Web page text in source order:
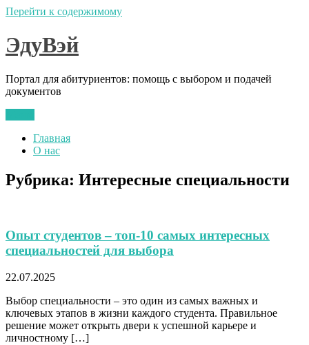
Перейти к содержимому
ЭдуВэй
Портал для абитуриентов: помощь с выбором и подачей
документов
Главная
О нас
Рубрика: Интересные специальности
Опыт студентов – топ-10 самых интересных
специальностей для выбора
22.07.2025
Выбор специальности – это один из самых важных и
ключевых этапов в жизни каждого студента. Правильное
решение может открыть двери к успешной карьере и
личностному […]